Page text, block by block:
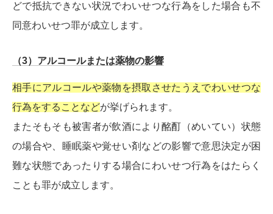
どで抵抗できない状況でわいせつな行為をした場合も不
同意わいせつ罪が成立します。
（3）アルコールまたは薬物の影響
相手にアルコールや薬物を摂取させたうえでわいせつな
行為をすることなどが挙げられます。
またそもそも被害者が飲酒により酩酊（めいてい）状態
の場合や、睡眠薬や覚せい剤などの影響で意思決定が困
難な状態であったりする場合にわいせつ行為をはたらく
ことも罪が成立します。